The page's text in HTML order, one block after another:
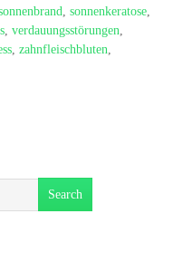
, sonnenkeratose,
, verdauungsstörungen,
, zahnfleischbluten,